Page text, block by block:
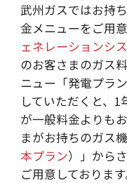
武州ガスではお持
金メニューをご用意
ェネレーションシ
のお客さまのガス
ニュー「発電プラ
していただくと、
が一般料金よりも
まがお持ちのガス
本プラン）」から
ご用意しております